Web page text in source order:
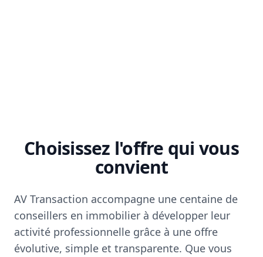
Choisissez l'offre qui vous
convient
AV Transaction accompagne une centaine de
conseillers en immobilier à développer leur
activité professionnelle grâce à une offre
évolutive, simple et transparente. Que vous